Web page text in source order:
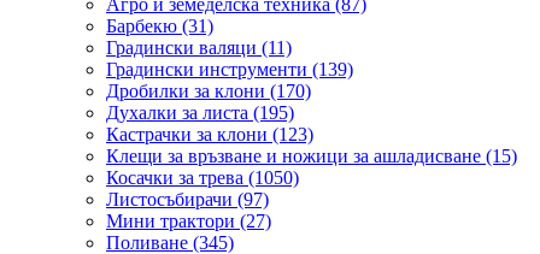
Агро и земеделска техника (87)
Барбекю (31)
Градински валяци (11)
Градински инструменти (139)
Дробилки за клони (170)
Духалки за листа (195)
Кастрачки за клони (123)
Клещи за връзване и ножици за ашладисване (15)
Косачки за трева (1050)
Листосъбирачи (97)
Мини трактори (27)
Поливане (345)